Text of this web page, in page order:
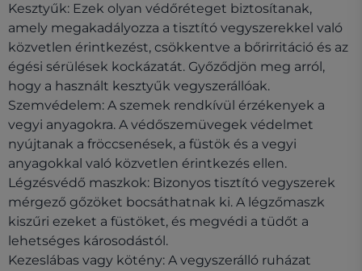
Kesztyűk: Ezek olyan védőréteget biztosítanak,
amely megakadályozza a tisztító vegyszerekkel való
közvetlen érintkezést, csökkentve a bőrirritáció és az
égési sérülések kockázatát. Győződjön meg arról,
hogy a használt kesztyűk vegyszerállóak.
Szemvédelem: A szemek rendkívül érzékenyek a
vegyi anyagokra. A védőszemüvegek védelmet
nyújtanak a fröccsenések, a füstök és a vegyi
anyagokkal való közvetlen érintkezés ellen.
Légzésvédő maszkok: Bizonyos tisztító vegyszerek
mérgező gőzöket bocsáthatnak ki. A légzőmaszk
kiszűri ezeket a füstöket, és megvédi a tüdőt a
lehetséges károsodástól.
Kezeslábas vagy kötény: A vegyszerálló ruházat